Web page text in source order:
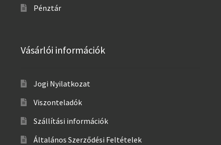
Pénztár
Vásárlói információk
Jogi Nyilatkozat
Viszonteladók
Szállítási információk
Általános Szerződési Feltételek